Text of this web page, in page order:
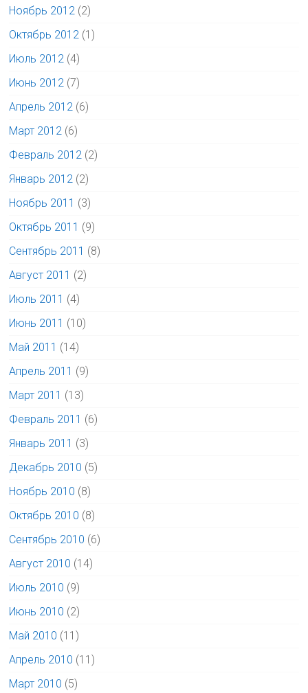
Ноябрь 2012 (2)
Октябрь 2012 (1)
Июль 2012 (4)
Июнь 2012 (7)
Апрель 2012 (6)
Март 2012 (6)
Февраль 2012 (2)
Январь 2012 (2)
Ноябрь 2011 (3)
Октябрь 2011 (9)
Сентябрь 2011 (8)
Август 2011 (2)
Июль 2011 (4)
Июнь 2011 (10)
Май 2011 (14)
Апрель 2011 (9)
Март 2011 (13)
Февраль 2011 (6)
Январь 2011 (3)
Декабрь 2010 (5)
Ноябрь 2010 (8)
Октябрь 2010 (8)
Сентябрь 2010 (6)
Август 2010 (14)
Июль 2010 (9)
Июнь 2010 (2)
Май 2010 (11)
Апрель 2010 (11)
Март 2010 (5)